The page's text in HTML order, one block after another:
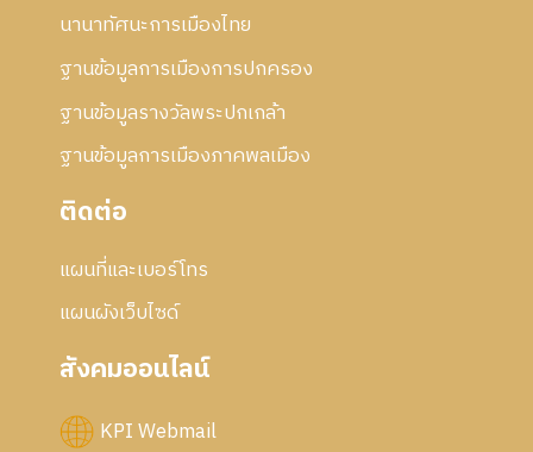
นานาทัศนะการเมืองไทย
ฐานข้อมูลการเมืองการปกครอง
ฐานข้อมูลรางวัลพระปกเกล้า
ฐานข้อมูลการเมืองภาคพลเมือง
ติดต่อ
แผนที่และเบอร์โทร
แผนผังเว็บไซด์
สังคมออนไลน์
KPI Webmail